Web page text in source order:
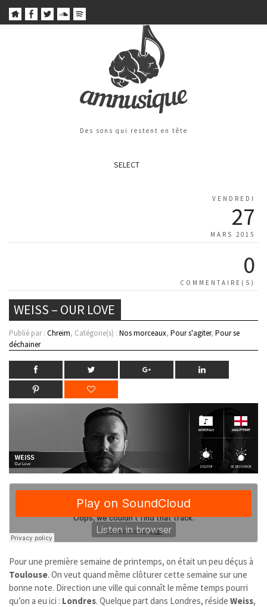
Des sons qui restent en tête
SELECT
VENDREDI
27
MARS 2015
0
COMMENTAIRE(S)
WEISS – OUR LOVE
Publié par : Chreim, Catégorie(s) : Nos morceaux, Pour s'agiter, Pour se
déchainer
Pour une première semaine de printemps, on était un peu déçus à
Toulouse. On veut quand même clôturer cette semaine sur une
bonne note. Direction une ville qui connaît le même temps pourri
qu’on a eu ici : Londres. Quelque part dans Londres, réside Weiss,